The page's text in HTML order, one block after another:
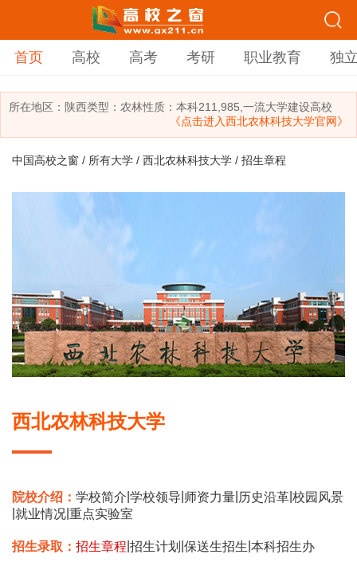
首页 高校 高考 考研 职业教育 独
所在地区： 陕西类型： 农林性质：本科211,985,一流大学建设高校
《点击进入西北农林科技大学官网》
中国高校之窗 / 所有大学 / 西北农林科技大学 / 招生章程
西北农林科技大学
院校介绍： 学校简介 学校领导 师资力量 历史沿革 校园风景
就业情况 重点实验室
招生录取： 招生章程 招生计划 保送生招生 本科招生办